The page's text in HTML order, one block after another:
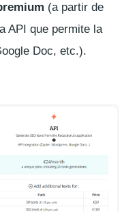
(a partir de
API que permite la
Doc, etc.).